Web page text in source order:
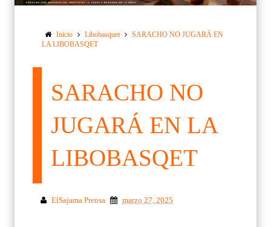
Inicio Libobasquet
SARACHO NO JUGARÁ EN
LA LIBOBASQET
SARACHO NO
JUGARÁ EN LA
LIBOBASQET
ElSajama Prensa marzo 27, 2025